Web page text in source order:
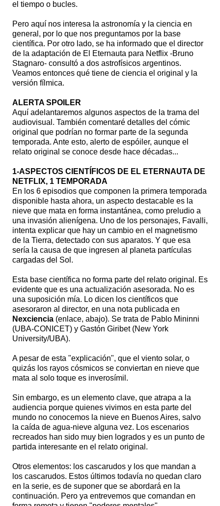
el tiempo o bucles.
Pero aquí nos interesa la astronomía y la ciencia en
general, por lo que nos preguntamos por la base
científica. Por otro lado, se ha informado que el director
de la adaptación de El Eternauta para Netflix -Bruno
Stagnaro- consultó a dos astrofísicos argentinos.
Veamos entonces qué tiene de ciencia el original y la
versión fílmica.
ALERTA SPOILER
Aquí adelantaremos algunos aspectos de la trama del
audiovisual. También comentaré detalles del cómic
original que podrían no formar parte de la segunda
temporada. Ante esto, alerto de espóiler, aunque el
relato original se conoce desde hace décadas...
1-ASPECTOS CIENTÍFICOS DE EL ETERNAUTA DE
NETFLIX, 1 TEMPORADA
En los 6 episodios que componen la primera temporada
disponible hasta ahora, un aspecto destacable es la
nieve que mata en forma instantánea, como preludio a
una invasión alienígena. Uno de los personajes, Favalli,
intenta explicar que hay un cambio en el magnetismo
de la Tierra, detectado con sus aparatos. Y que esa
sería la causa de que ingresen al planeta partículas
cargadas del Sol.
Esta base científica no forma parte del relato original. Es
evidente que es una actualización asesorada. No es
una suposición mía. Lo dicen los científicos que
asesoraron al director, en una nota publicada en
Nexciencia (enlace, abajo). Se trata de Pablo Mininni
(UBA-CONICET) y Gastón Giribet (New York
University/UBA).
A pesar de esta "explicación", que el viento solar, o
quizás los rayos cósmicos se conviertan en nieve que
mata al solo toque es inverosímil.
Sin embargo, es un elemento clave, que atrapa a la
audiencia porque quienes vivimos en esta parte del
mundo no conocemos la nieve en Buenos Aires, salvo
la caída de agua-nieve alguna vez. Los escenarios
recreados han sido muy bien logrados y es un punto de
partida interesante en el relato original.
Otros elementos: los cascarudos y los que mandan a
los cascarudos. Estos últimos todavía no quedan claro
en la serie, es de suponer que se abordará en la
continuación. Pero ya entrevemos que comandan en